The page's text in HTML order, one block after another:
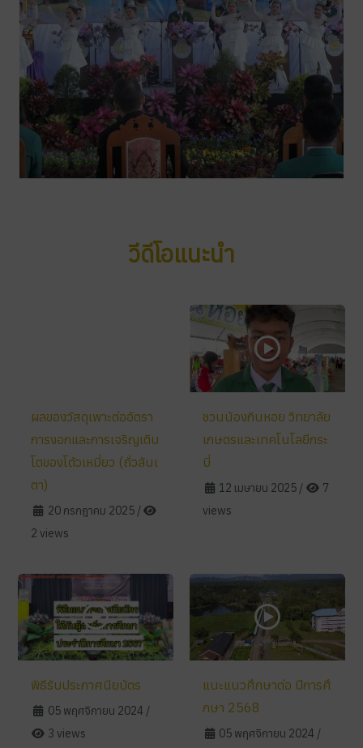
วีดีโอแนะนำ
ผลของวัสดุเพาะต่ออัตรา
การงอกและการเจริญเติบ
โตของโต้วเหมี่ยว (ถั่วลันเ
ตา)
20 กรกฎาคม 2025/
2 views
ชวนน้องกินหอย วิทยาลัย
เกษตรและเทคโนโลยีกระ
บี่
12 เมษายน 2025 /
7
views
พิธีรับประกาศนียบัตร
05 พฤศจิกายน 2024 /
3 views
แนะแนวศึกษาต่อ ปีการศึ
กษา 2568
05 พฤศจิกายน 2024 /